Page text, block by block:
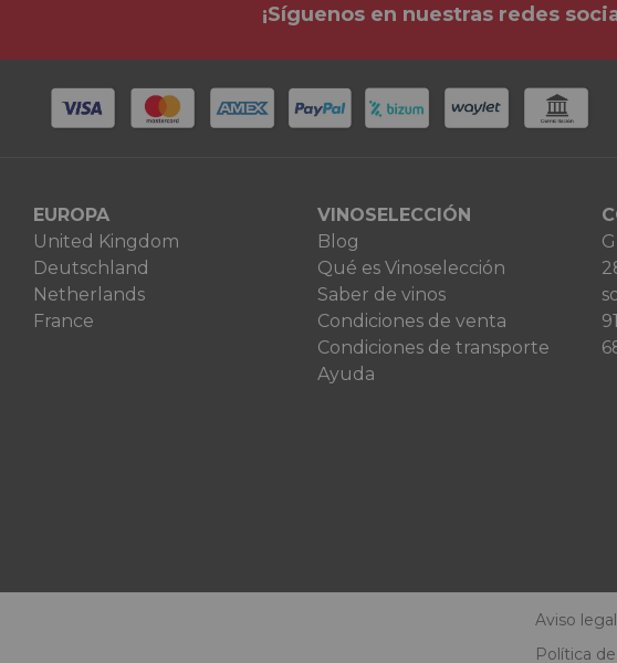
¡Síguenos en nuestras redes
EUROPA
United Kingdom
Deutschland
Netherlands
France
VINOSELECCIÓN
Blog
Qué es Vinoselección
Saber de vinos
Condiciones de venta
Condiciones de transporte
Ayuda
Aviso legal
Política